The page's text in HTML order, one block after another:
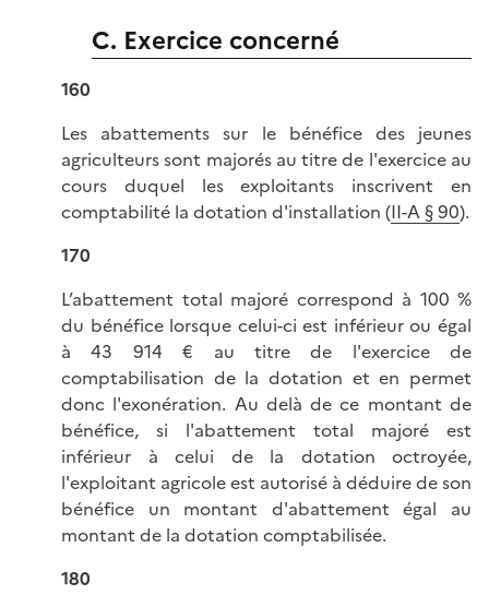
C. Exercice concerné
160
Les abattements sur le bénéfice des jeunes
agriculteurs sont majorés au titre de l'exercice au
cours duquel les exploitants inscrivent en
comptabilité la dotation d'installation (II-A § 90).
170
L’abattement total majoré correspond à 100 %
du bénéfice lorsque celui-ci est inférieur ou égal
à 43 914 € au titre de l'exercice de
comptabilisation de la dotation et en permet
donc l'exonération. Au delà de ce montant de
bénéfice, si l'abattement total majoré est
inférieur à celui de la dotation octroyée,
l'exploitant agricole est autorisé à déduire de son
bénéfice un montant d'abattement égal au
montant de la dotation comptabilisée.
180